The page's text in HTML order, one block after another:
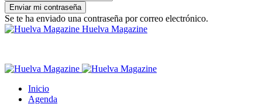
Se te ha enviado una contraseña por correo electrónico.
Huelva Magazine
Inicio
Agenda